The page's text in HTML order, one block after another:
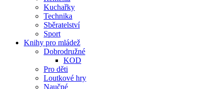
Kuchařky
Technika
Sběratelství
Sport
Knihy pro mládež
Dobrodružné
KOD
Pro děti
Loutkové hry
Naučné